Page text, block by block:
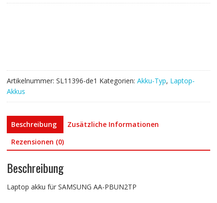
Artikelnummer: SL11396-de1 Kategorien: Akku-Typ, Laptop-
Akkus
Beschreibung
Zusätzliche Informationen
Rezensionen (0)
Beschreibung
Laptop akku für SAMSUNG AA-PBUN2TP